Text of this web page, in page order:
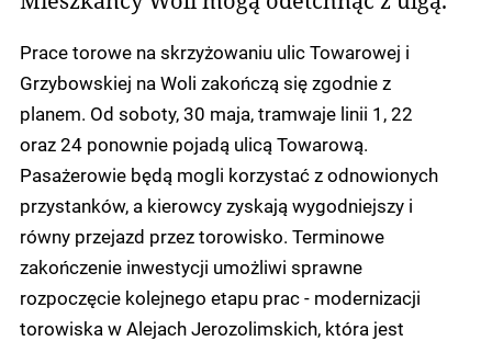
Prace torowe na skrzyżowaniu ulic Towarowej i
Grzybowskiej na Woli zakończą się zgodnie z
planem. Od soboty, 30 maja, tramwaje linii 1, 22
oraz 24 ponownie pojadą ulicą Towarową.
Pasażerowie będą mogli korzystać z odnowionych
przystanków, a kierowcy zyskają wygodniejszy i
równy przejazd przez torowisko. Terminowe
zakończenie inwestycji umożliwi sprawne
rozpoczęcie kolejnego etapu prac - modernizacji
torowiska w Alejach Jerozolimskich, która jest